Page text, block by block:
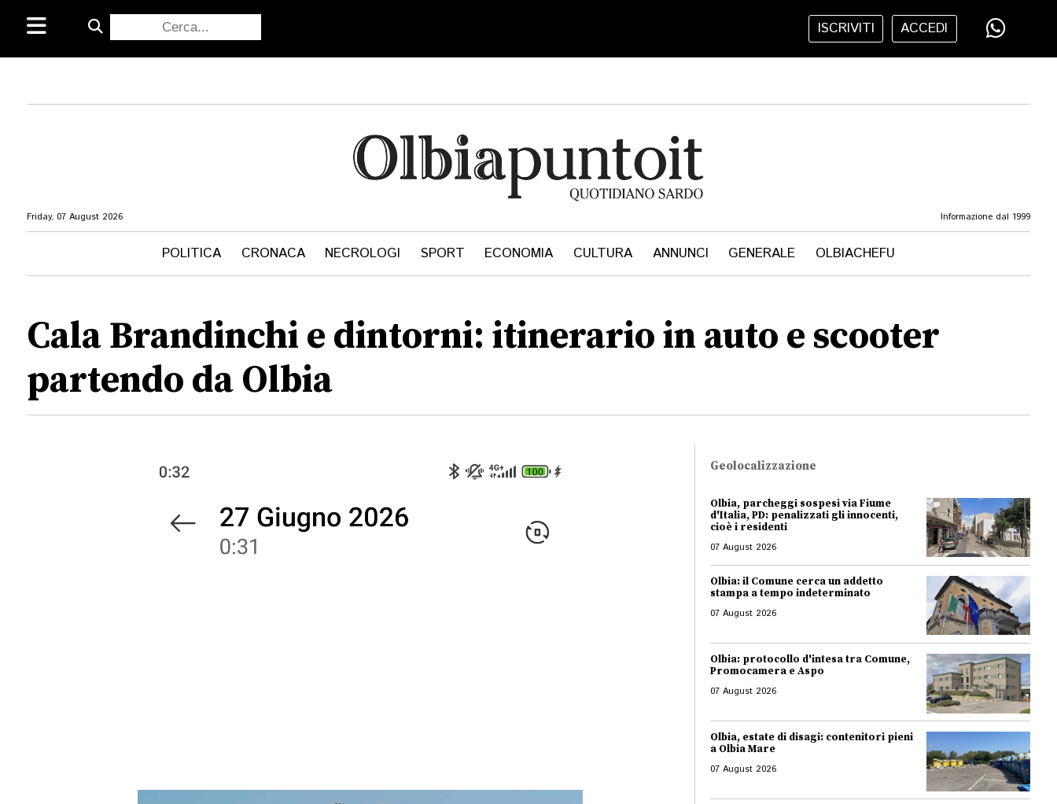
ISCRIVITI ACCEDI
Friday, 07 August 2026 Informazione dal 1999
POLITICA CRONACA NECROLOGI SPORT ECONOMIA CULTURA ANNUNCI GENERALE OLBIACHEFU
Cala Brandinchi e dintorni: itinerario in auto e scooter
partendo da Olbia
Geolocalizzazione
Olbia, parcheggi sospesi via Fiume
d'Italia, PD: penalizzati gli innocenti,
cioè i residenti
07 August 2026
Olbia: il Comune cerca un addetto
stampa a tempo indeterminato
07 August 2026
Olbia: protocollo d'intesa tra Comune,
Promocamera e Aspo
07 August 2026
Olbia, estate di disagi: contenitori pieni
a Olbia Mare
07 August 2026